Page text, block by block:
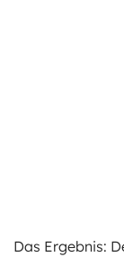
Das Ergebnis: